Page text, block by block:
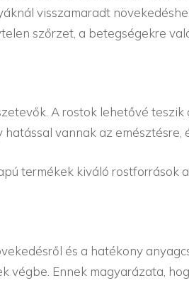
visszamaradt
szőrzet, a betegségekre
A rostok lehetővé
vannak az
termékek kiváló rostforrások
és a hatékony
végbe. Ennek magyarázata,